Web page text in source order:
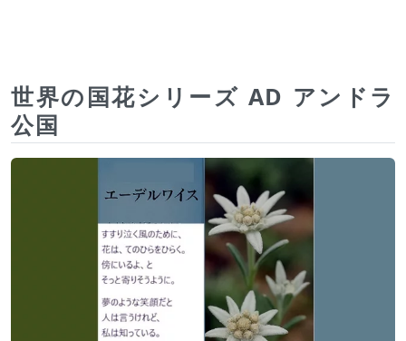
世界の国花シリーズ AD アンドラ
公国